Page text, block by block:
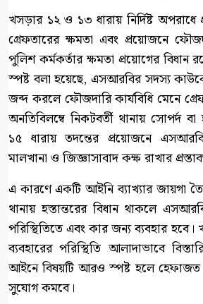
খসড়ার ১২ ও ১৩ ধারায় নির্দিষ্ট
গ্রেফতারের ক্ষমতা এবং প্রয়োজনে
পুলিশ কর্মকর্তার ক্ষমতা প্রয়োগের বিধান
স্পষ্ট বলা হয়েছে, এসআরবির সদস্য
জব্দ করলে ফৌজদারি কার্যবিধি মেনে
অনতিবিলম্বে নিকটবর্তী থানায় সোপর্দ
১৫ ধারায় তদন্তের প্রয়োজনে
মালখানা ও জিজ্ঞাসাবাদ কক্ষ রাখার
এ কারণে একটি আইনি ব্যাখ্যার জায়গা
থানায় হস্তান্তরের বিধান থাকলে
পরিস্থিতিতে এবং কার জন্য ব্যবহার
ব্যবহারের পরিস্থিতি আলাদাভাবে
আইনে বিষয়টি আরও স্পষ্ট হলে হেফাজত
সুযোগ কমবে।